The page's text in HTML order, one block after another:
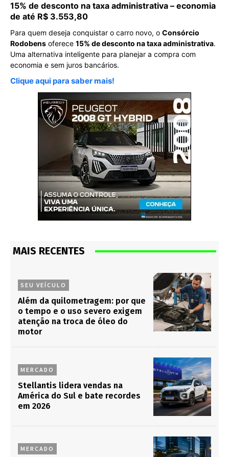
15% de desconto na taxa administrativa – economia
de até R$ 3.553,80
Para quem deseja conquistar o carro novo, o Consórcio
Rodobens oferece 15% de desconto na taxa administrativa.
Uma alternativa inteligente para planejar a compra com
economia e sem juros bancários.
Clique aqui para saber mais!
MAIS RECENTES
SEU VEÍCULO
Além da quilometragem: por que
o tempo e o uso severo exigem
atenção na troca de óleo do
motor
MERCADO
Stellantis lidera vendas na
América do Sul e bate recordes
em 2026
MERCADO